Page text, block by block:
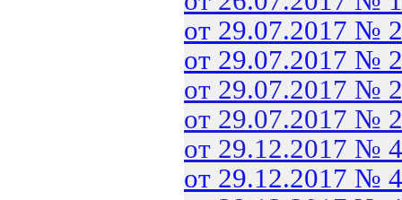
от 29.07.2017 №
от 29.07.2017 №
от 29.07.2017 №
от 29.07.2017 №
от 29.12.2017 №
от 29.12.2017 №